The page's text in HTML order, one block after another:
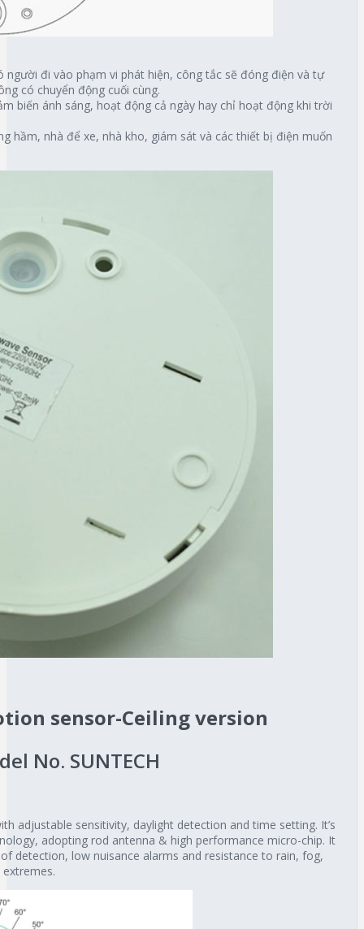
người đi vào phạm vi phát hiện, công tắc sẽ đóng điện và tự
có chuyển động cuối cùng.
biến ánh sáng, hoạt động cả ngày hay chỉ hoạt động khi trời
hầm, nhà để xe, nhà kho, giám sát và các thiết bị điện muốn
sensor-Ceiling version
No. SUNTECH
adjustable sensitivity, daylight detection and time setting. It’s
adopting rod antenna & high performance micro-chip. It
detection, low nuisance alarms and resistance to rain, fog,